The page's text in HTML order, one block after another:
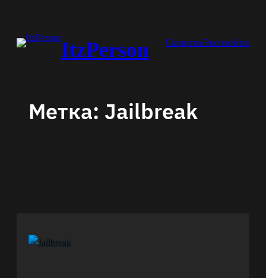
содержимомуItzPerson СкриптыЭксплойты
Метка: Jailbreak